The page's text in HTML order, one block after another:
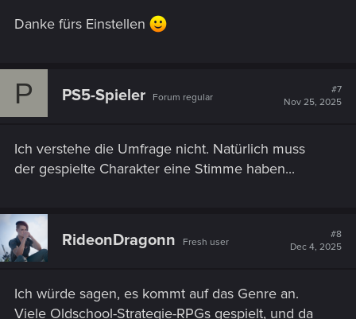
Danke fürs Einstellen
P PS5-Spieler Forum regular
#7
Nov 25, 2025
Ich verstehe die Umfrage nicht. Natürlich muss
der gespielte Charakter eine Stimme haben...
RideonDragonn Fresh user
#8
Dec 4, 2025
Ich würde sagen, es kommt auf das Genre an.
Viele Oldschool-Strategie-RPGs gespielt, und da